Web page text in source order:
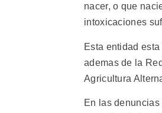
nacer, o que
intoxicaciones
Esta entidad
ademas de la
Agricultura
En las